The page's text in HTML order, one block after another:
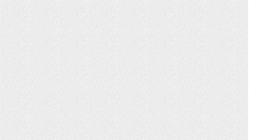
قیمت روز محصولات ایران‌خودرو و سایپا
دوشنبه ۵ مرداد ۱۴۰۵
1 هفته قبل
قیمت محصولات ایران‌خودرو و سایپا یکشنبه
۴ مرداد ۱۴۰۵
1 هفته قبل
قیمت روز محصولات ایران‌خودرو و سایپا
شنبه ۳ مرداد ۱۴۰۵
1 هفته قبل
ثبت‌نام بیش از ۱۵ هزار داوطلب دستیاری
آموزشی تا امروز/ مهلت ثبت نام تمدید شد
1 هفته قبل